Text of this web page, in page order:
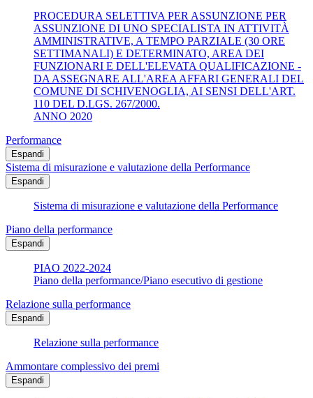
PROCEDURA SELETTIVA PER ASSUNZIONE PER
ASSUNZIONE DI UNO SPECIALISTA IN ATTIVITÀ
AMMINISTRATIVE, A TEMPO PARZIALE (30 ORE
SETTIMANALI) E DETERMINATO, AREA DEI
FUNZIONARI E DELL'ELEVATA QUALIFICAZIONE -
DA ASSEGNARE ALL'AREA AFFARI GENERALI DEL
COMUNE DI SCHIVENOGLIA, AI SENSI DELL'ART.
110 DEL D.LGS. 267/2000.
ANNO 2020
Performance
Espandi
Sistema di misurazione e valutazione della Performance
Espandi
Sistema di misurazione e valutazione della Performance
Piano della performance
Espandi
PIAO 2022-2024
Piano della performance/Piano esecutivo di gestione
Relazione sulla performance
Espandi
Relazione sulla performance
Ammontare complessivo dei premi
Espandi